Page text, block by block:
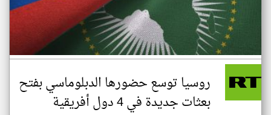
روسيا توسع حضورها الدبلوماسي بفتح
بعثات جديدة في 4 دول أفريقية